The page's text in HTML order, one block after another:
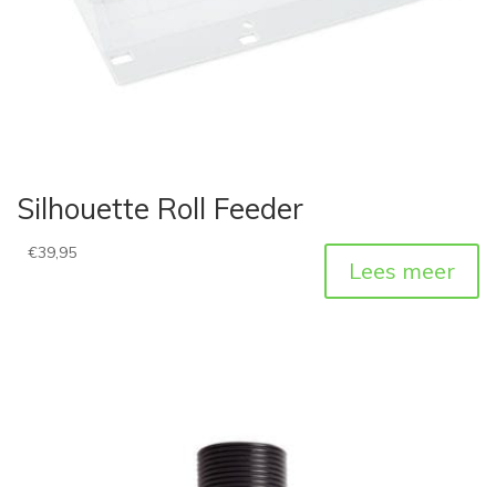
Silhouette Roll Feeder
€39,95
Lees meer